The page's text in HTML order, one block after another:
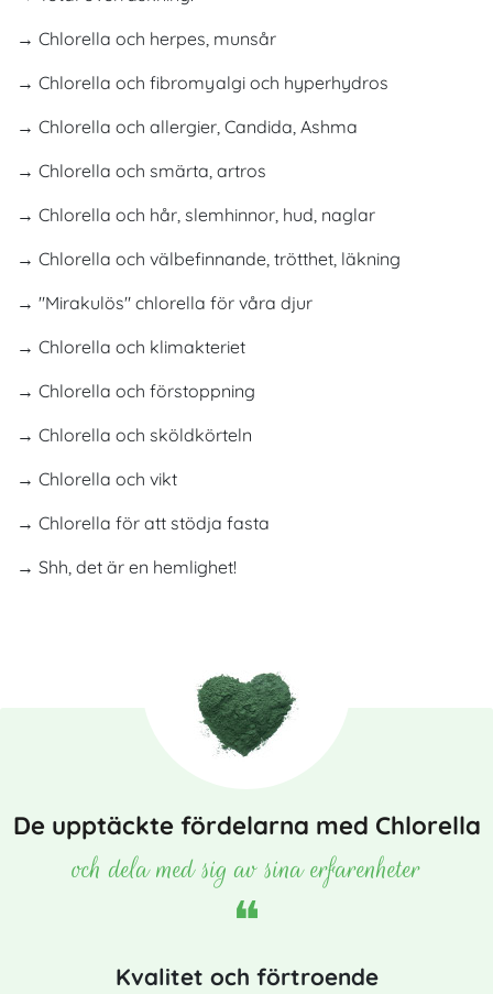
→ Chlorella och herpes, munsår
→ Chlorella och fibromyalgi och hyperhydros
→ Chlorella och allergier, Candida, Ashma
→ Chlorella och smärta, artros
→ Chlorella och hår, slemhinnor, hud, naglar
→ Chlorella och välbefinnande, trötthet, läkning
→ "Mirakulös" chlorella för våra djur
→ Chlorella och klimakteriet
→ Chlorella och förstoppning
→ Chlorella och sköldkörteln
→ Chlorella och vikt
→ Chlorella för att stödja fasta
→ Shh, det är en hemlighet!
De upptäckte fördelarna med Chlorella
och dela med sig av sina erfarenheter
Kvalitet och förtroende